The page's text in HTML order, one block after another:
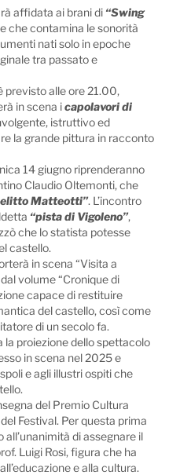
affidata ai brani di “Swing
che contamina le sonorità
nati solo in epoche
tra passato e
previsto alle ore 21.00,
in scena icapolavori di
istruttivo ed
la grande pittura in racconto
14 giugno riprenderanno
Claudio Oltemonti, che
Matteotti”. L’incontro
“pista di Vigoleno”,
che lo statista potesse
castello.
in scena “Visita a
volume “Cronique di
capace di restituire
del castello, così come
di un secolo fa.
la proiezione dello spettacolo
in scena nel 2025 e
e agli illustri ospiti che
del Premio Cultura
Festival. Per questa prima
di assegnare il
Luigi Rosi, figura che ha
e alla cultura.